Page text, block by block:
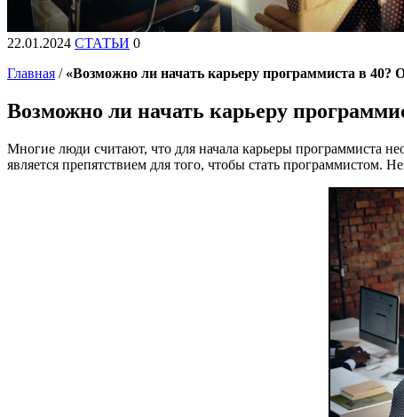
22.01.2024 СТАТЬИ 0
Главная / «Возможно ли начать карьеру программиста в 40?
Возможно ли начать карьеру
Многие люди считают, что для начала карьеры программиста
является препятствием для того, чтобы стать программистом.